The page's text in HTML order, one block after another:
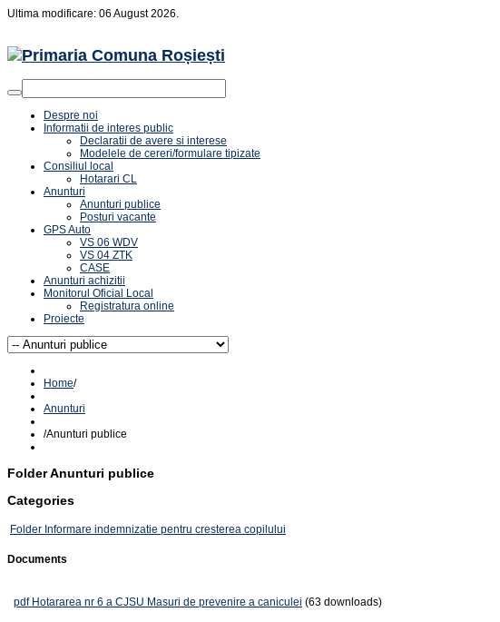
Ultima modificare: 06 August 2026.
Despre noi
Informatii de interes public
Declaratii de avere si interese
Modelele de cereri/formulare tipizate
Consiliul local
Hotarari CL
Anunturi
Anunturi publice
Posturi vacante
GPS Auto
VS 06 WDV
VS 04 ZTK
CASE
Anunturi achizitii
Monitorul Oficial Local
Registratura online
Proiecte
Home/
Anunturi
/Anunturi publice
FolderAnunturi publice
Categories
Folder Informare indemnizatie pentru cresterea copilului
Documents
pdf Hotararea nr 6 a CJSU Masuri de prevenire a caniculei (63 downloads)